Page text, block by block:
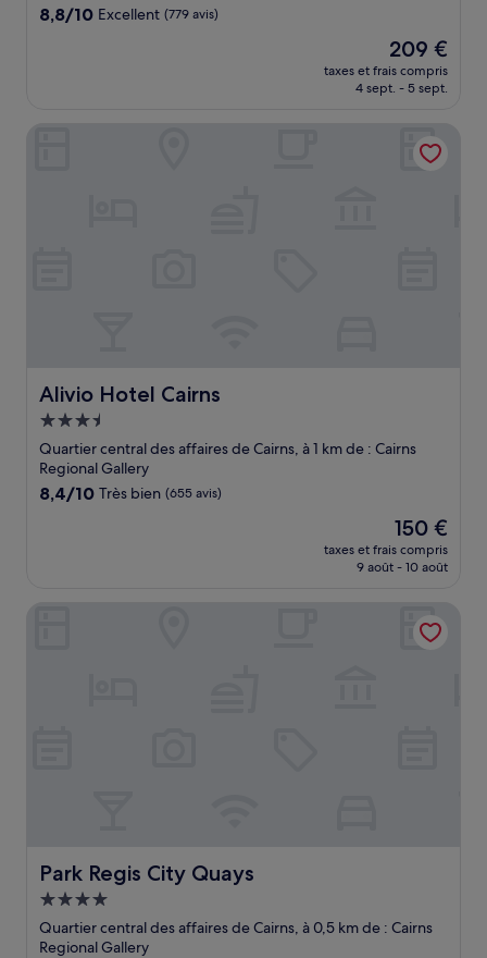
8.8
8,8/10 Excellent (779 avis)
Le
nouveau
prix
de
209 €
209 €
taxes et frais compris
4 sept. - 5 sept.
Alivio Hotel Cairns
Alivio Hotel Cairns
Hébergement
3.5 étoiles
Quartier central des affaires de Cairns, à 1 km de : Cairns
Regional Gallery
8.4
8,4/10 Très bien (655 avis)
Le
nouveau
prix
de
150 €
150 €
taxes et frais compris
9 août - 10 août
Park Regis City Quays
Park Regis City Quays
Hébergement
4.0 étoiles
Quartier central des affaires de Cairns, à 0,5 km de : Cairns
Regional Gallery